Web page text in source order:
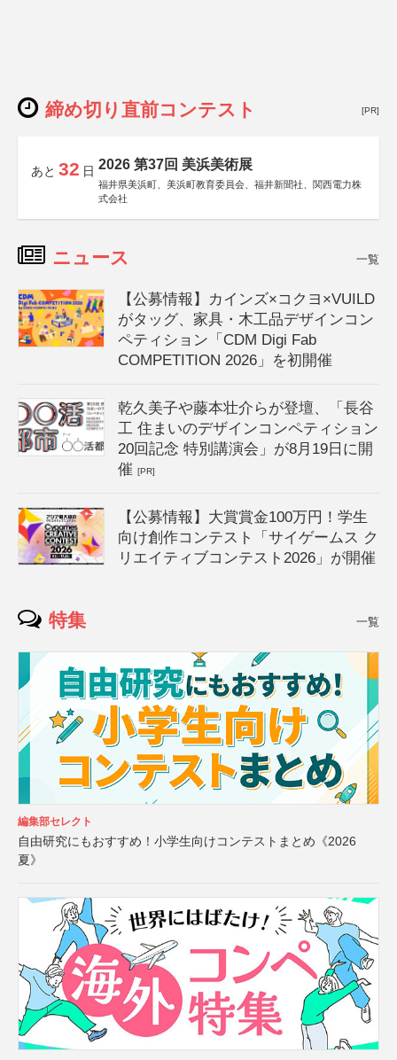
締め切り直前コンテスト [PR]
あと 32 日 2026 第37回 美浜美術展
福井県美浜町、美浜町教育委員会、福井新聞社、関西電力株
式会社
ニュース 一覧
【公募情報】カインズ×コクヨ×VUILD
がタッグ、家具・木工品デザインコン
ペティション「CDM Digi Fab
COMPETITION 2026」を初開催
乾久美子や藤本壮介らが登壇、「長谷
工 住まいのデザインコンペティション
20回記念 特別講演会」が8月19日に開
催[PR]
【公募情報】大賞賞金100万円！学生
向け創作コンテスト「サイゲームス ク
リエイティブコンテスト2026」が開催
特集 一覧
編集部セレクト
自由研究にもおすすめ！小学生向けコンテストまとめ《2026
夏》